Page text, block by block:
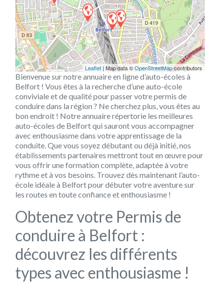
Leaflet | Map data ©OpenStreetMapcontributors
Bienvenue sur notre annuaire en ligne d’auto-écoles à
Belfort ! Vous êtes à la recherche d’une auto-école
conviviale et de qualité pour passer votre permis de
conduire dans la région ? Ne cherchez plus, vous êtes au
bon endroit ! Notre annuaire répertorie les meilleures
auto-écoles de Belfort qui sauront vous accompagner
avec enthousiasme dans votre apprentissage de la
conduite. Que vous soyez débutant ou déjà initié, nos
établissements partenaires mettront tout en œuvre pour
vous offrir une formation complète, adaptée à votre
rythme et à vos besoins. Trouvez dès maintenant l’auto-
école idéale à Belfort pour débuter votre aventure sur
les routes en toute confiance et enthousiasme !
Obtenez votre Permis de
conduire à Belfort :
découvrez les différents
types avec enthousiasme !